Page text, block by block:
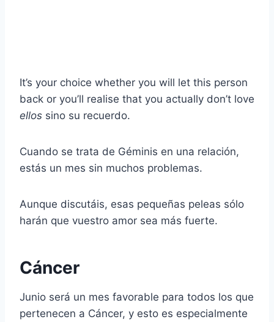
It’s your choice whether you will let this person
back or you’ll realise that you actually don’t love
ellos sino su recuerdo.
Cuando se trata de Géminis en una relación,
estás un mes sin muchos problemas.
Aunque discutáis, esas pequeñas peleas sólo
harán que vuestro amor sea más fuerte.
Cáncer
Junio será un mes favorable para todos los que
pertenecen a Cáncer, y esto es especialmente